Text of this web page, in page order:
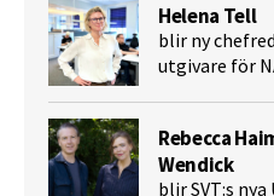
Helena Tell
blir ny
utgivare för
Rebecca
Wendick
blir SVT:s